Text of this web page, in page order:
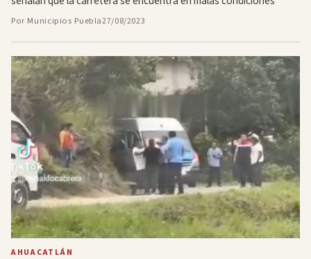
Por Municipios Puebla27/08/2023
AHUACATLÁN